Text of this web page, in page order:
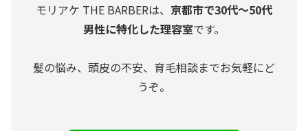
モリアケ THE BARBERは、 京都市で30代〜50代
男性に特化した理容室です。
髪の悩み、頭皮の不安、育毛相談までお気軽にど
うぞ。